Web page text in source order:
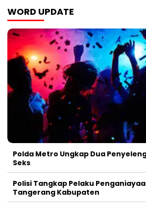
WORD UPDATE
Polda Metro Ungkap Dua
Seks
Polisi Tangkap Pelaku
Tangerang Kabupaten